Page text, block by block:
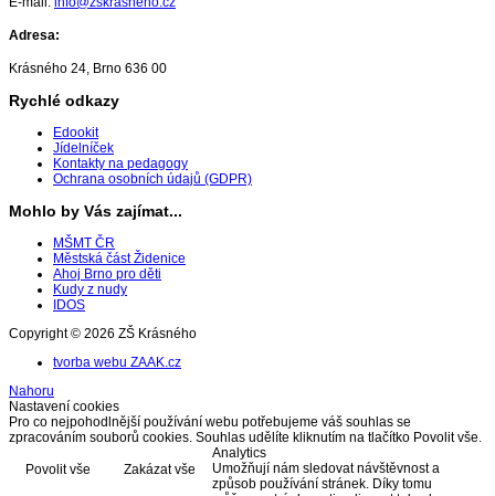
Adresa:
Krásného 24, Brno 636 00
Rychlé odkazy
Edookit
Jídelníček
Kontakty na pedagogy
Ochrana osobních údajů (GDPR)
Mohlo by Vás zajímat...
MŠMT ČR
Městská část Židenice
Ahoj Brno pro děti
Kudy z nudy
IDOS
Copyright © 2026 ZŠ Krásného
tvorba webu ZAAK.cz
Nahoru
Nastavení cookies
Pro co nejpohodlnější používání webu potřebujeme váš souhlas se
zpracováním souborů cookies. Souhlas udělíte kliknutím na tlačítko Povolit vše.
Povolit vše Zakázat vše
Analytics
Umožňují nám sledovat návštěvnost a
způsob používání stránek. Díky tomu